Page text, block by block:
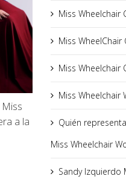
a la
Miss Wheelchair
Miss
Miss Wheelchair
Miss Wheelchair
Quién
Miss Wheelchair
Sandy Izquierdo